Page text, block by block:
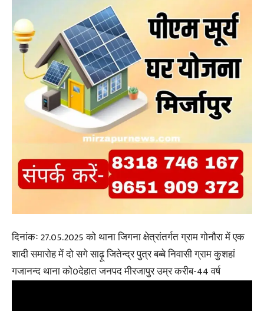
दिनांकः 27.05.2025 को थाना जिगना क्षेत्रांतर्गत ग्राम गोनौरा में एक
शादी समारोह में दो सगे साढ़ू जितेन्द्र पुत्र बब्बे निवासी ग्राम कुशहां
गजानन्द थाना को0देहात जनपद मीरजापुर उम्र करीब-44 वर्ष